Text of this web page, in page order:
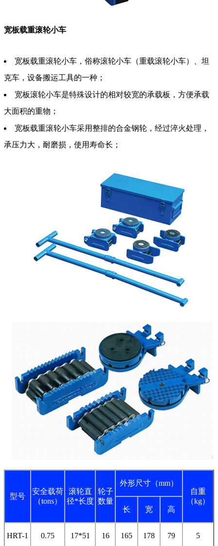
宽板载重滚轮小车
宽板载重滚轮小车，俗称滚轮小车（重载滚轮小车）、坦
克车，设备搬运工具的一种；
宽板滚轮小车是特殊设计的相对较宽的承载板，方便承载
大面积的重物；
宽板载重滚轮小车采用整排的合金钢轮，经过淬火处理，
承压力大，耐磨损，使用寿命长；
型号
安全载荷
（tons）
滚轮直
径*长度
轮子
数量
外形尺寸（mm）
自重
（kg）
长
宽 高
HRT-1 0.75 17*51 16 165 178 79 5